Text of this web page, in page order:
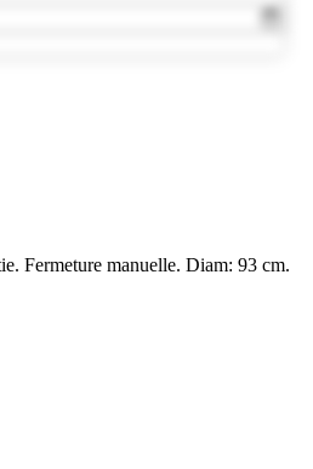
Fermeture manuelle. Diam: 93 cm.